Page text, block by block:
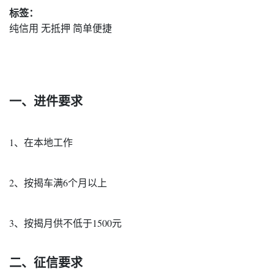
标签：
纯信用 无抵押 简单便捷
一、进件要求
1、在本地工作
2、按揭车满6个月以上
3、按揭月供不低于1500元
二、征信要求